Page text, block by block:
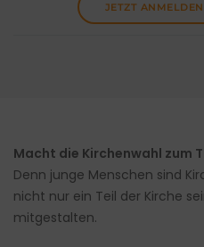
JETZT
Macht die Kirchenwahl zum
Denn junge Menschen sind
nicht nur ein Teil der Kirche
mitgestalten.